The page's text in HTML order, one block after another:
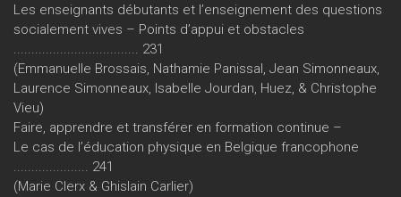
Les enseignants débutants et l’enseignement des questions
socialement vives – Points d’appui et obstacles
................................... 231
(Emmanuelle Brossais, Nathamie Panissal, Jean Simonneaux,
Laurence Simonneaux, Isabelle Jourdan, Huez, & Christophe
Vieu)
Faire, apprendre et transférer en formation continue –
Le cas de l’éducation physique en Belgique francophone
..................... 241
(Marie Clerx & Ghislain Carlier)